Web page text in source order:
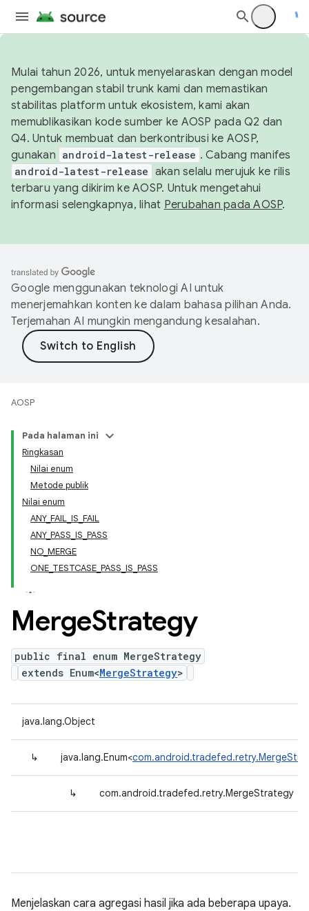
Mulai tahun 2026, untuk menyelaraskan dengan model
pengembangan stabil trunk kami dan memastikan
stabilitas platform untuk ekosistem, kami akan
memublikasikan kode sumber ke AOSP pada Q2 dan
Q4. Untuk membuat dan berkontribusi ke AOSP,
gunakan android-latest-release . Cabang manifes
android-latest-release akan selalu merujuk ke rilis
terbaru yang dikirim ke AOSP. Untuk mengetahui
informasi selengkapnya, lihat Perubahan pada AOSP.
Google menggunakan teknologi AI untuk
menerjemahkan konten ke dalam bahasa pilihan Anda.
Terjemahan AI mungkin mengandung kesalahan.
AOSP
Pada halaman ini
Ringkasan
Nilai enum
Metode publik
Nilai enum
ANY_FAIL_IS_FAIL
ANY_PASS_IS_PASS
NO_MERGE
ONE_TESTCASE_PASS_IS_PASS
MergeStrategy
public final enum MergeStrategy
extends Enum<MergeStrategy>
java.lang.Object
↳ java.lang.Enum<
↳ com.android.tradefed.retry.MergeStrategy
Menjelaskan cara agregasi hasil jika ada beberapa upaya.